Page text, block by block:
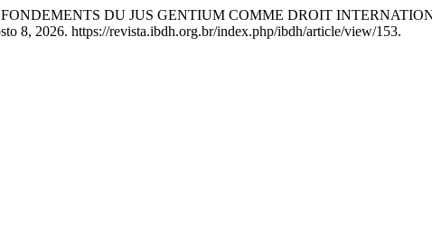
FONDEMENTS DU JUS GENTIUM COMME DROIT
8, 2026. https://revista.ibdh.org.br/index.php/ibdh/article/view/153.